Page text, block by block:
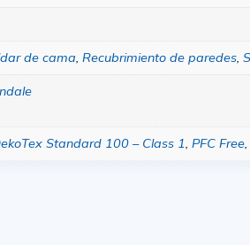
de cama,Recubrimiento de paredes,
Standard 100 – Class 1,PFC Free,